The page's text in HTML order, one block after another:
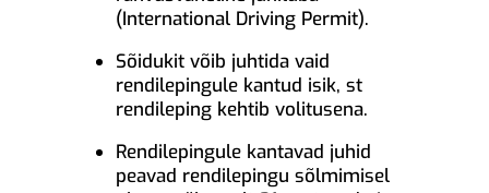
(International Driving Permit).
Sõidukit võib juhtida vaid
rendilepingule kantud isik, st
rendileping kehtib volitusena.
Rendilepingule kantavad juhid
peavad rendilepingu sõlmimisel